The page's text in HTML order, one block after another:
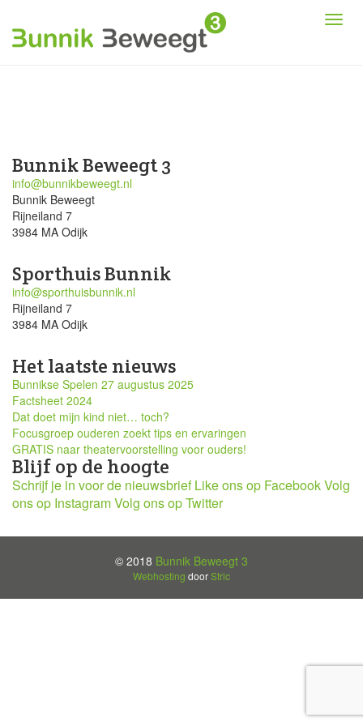
Bunnik Beweegt 3
info@bunnikbeweegt.nl
Bunnik Beweegt
Rijneiland 7
3984 MA Odijk
Sporthuis Bunnik
info@sporthuisbunnik.nl
Rijneiland 7
3984 MA Odijk
Het laatste nieuws
Bunnikse Spelen 27 augustus 2025
Factsheet 2024
Dat doet mijn kind niet… toch?
Focusgroep ouderen zoekt tips en ervaringen
GRATIS naar theatervoorstelling voor ouders!
Blijf op de hoogte
Schrijf je in voor de nieuwsbrief Like ons op FacebookVolg
ons op InstagramVolg ons op Twitter
© 2018 Bunnik Beweegt 3
Webhosting doorStric